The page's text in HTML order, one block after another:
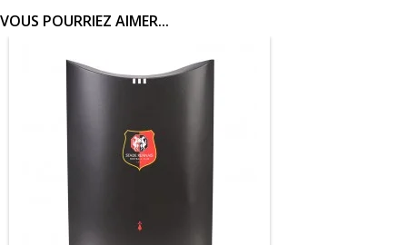
VOUS POURRIEZ AIMER...